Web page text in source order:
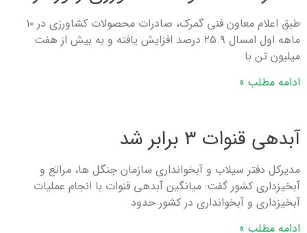
طبق اعلام معاون فنی گمرک، صادرات محصولات کشاورزی در ۱۰
ماهه اول امسال ۲۵.۹ درصد افزایش یافته و به بیش از هفت
میلیون تن با
ادامه مطلب »
آبدهی قنوات ۳ برابر شد
مدیرکل دفتر سیلاب و آبخوانداری سازمان جنگل ها، مراتع و
آبخیزداری کشور گفت: میانگین آبدهی قنوات با انجام عملیات
آبخیزداری و آبخوانداری در کشور حدود
ادامه مطلب »